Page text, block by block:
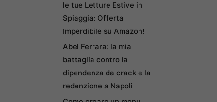
le tue Letture Estive in
Spiaggia: Offerta
Imperdibile su Amazon!
Abel Ferrara: la mia
battaglia contro la
dipendenza da crack e la
redenzione a Napoli